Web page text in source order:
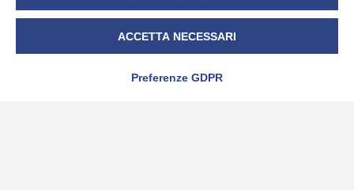
ACCETTA NECESSARI
Preferenze GDPR